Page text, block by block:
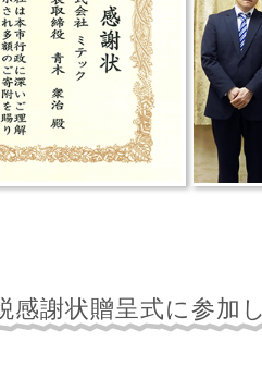
感謝状贈呈式に参加